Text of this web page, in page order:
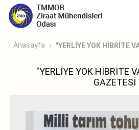
Anasayfa "YERLİYE YOK HİBRİTE
"YERLİYE YOK HİBRİTE
GAZETESİ